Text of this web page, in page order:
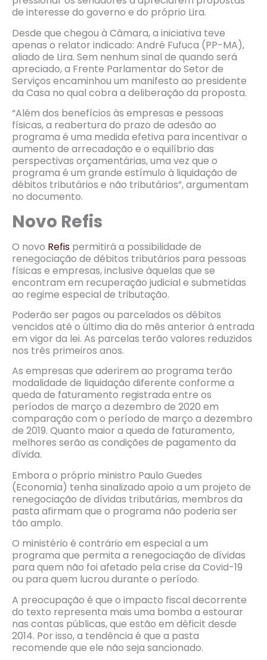
de interesse do governo e do próprio Lira.
Desde que chegou à Câmara, a iniciativa teve
apenas o relator indicado: André Fufuca (PP-MA),
aliado de Lira. Sem nenhum sinal de quando será
apreciado, a Frente Parlamentar do Setor de
Serviços encaminhou um manifesto ao presidente
da Casa no qual cobra a deliberação da proposta.
“Além dos benefícios às empresas e pessoas
físicas, a reabertura do prazo de adesão ao
programa é uma medida efetiva para incentivar o
aumento de arrecadação e o equilíbrio das
perspectivas orçamentárias, uma vez que o
programa é um grande estímulo à liquidação de
débitos tributários e não tributários”, argumentam
no documento.
Novo Refis
O novo Refis permitirá a possibilidade de
renegociação de débitos tributários para pessoas
físicas e empresas, inclusive àquelas que se
encontram em recuperação judicial e submetidas
ao regime especial de tributação.
Poderão ser pagos ou parcelados os débitos
vencidos até o último dia do mês anterior à entrada
em vigor da lei. As parcelas terão valores reduzidos
nos três primeiros anos.
As empresas que aderirem ao programa terão
modalidade de liquidação diferente conforme a
queda de faturamento registrada entre os
períodos de março a dezembro de 2020 em
comparação com o período de março a dezembro
de 2019. Quanto maior a queda de faturamento,
melhores serão as condições de pagamento da
dívida.
Embora o próprio ministro Paulo Guedes
(Economia) tenha sinalizado apoio a um projeto de
renegociação de dívidas tributárias, membros da
pasta afirmam que o programa não poderia ser
tão amplo.
O ministério é contrário em especial a um
programa que permita a renegociação de dívidas
para quem não foi afetado pela crise da Covid-19
ou para quem lucrou durante o período.
A preocupação é que o impacto fiscal decorrente
do texto representa mais uma bomba a estourar
nas contas públicas, que estão em déficit desde
2014. Por isso, a tendência é que a pasta
recomende que ele não seja sancionado.